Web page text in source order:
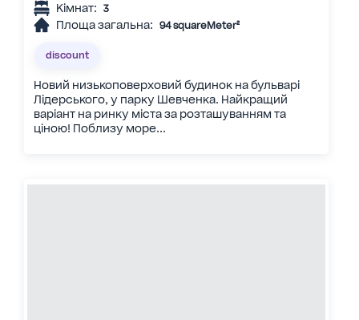
Кімнат: 3
Площа загальна: 94 squareMeter²
discount
Новий низькоповерховий будинок на бульварі
Лідерського, у парку Шевченка. Найкращий
варіант на ринку міста за розташуванням та
ціною! Поблизу море...